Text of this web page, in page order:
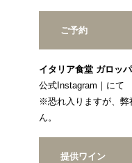
ご予約
イタリア食堂 ガロッ
公式Instagram ｜にて
※恐れ入りますが、弊
ん。
提供ワイン